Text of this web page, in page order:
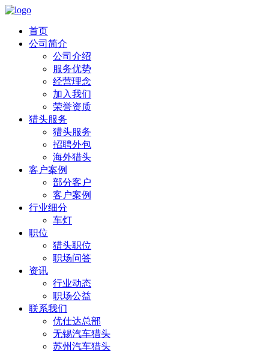
首页
公司简介
公司介绍
服务优势
经营理念
加入我们
荣誉资质
猎头服务
猎头服务
招聘外包
海外猎头
客户案例
部分客户
客户案例
行业细分
车灯
职位
猎头职位
职场问答
资讯
行业动态
职场公益
联系我们
优仕达总部
无锡汽车猎头
苏州汽车猎头